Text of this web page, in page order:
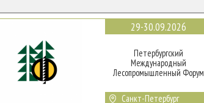
29-30.09.2026
Петербургский
Международный
Лесопромышленный Форум
Санкт-Петербург